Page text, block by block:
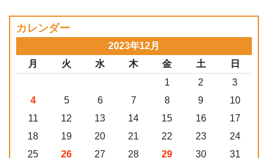
カレンダー
2023年12月
月
火 水 木 金 土
日
1
2
3
4
5 6 7 8 9
10
11
12 13 14 15 16
17
18
19 20 21 22 23
24
25
26 27 28 29 30 31